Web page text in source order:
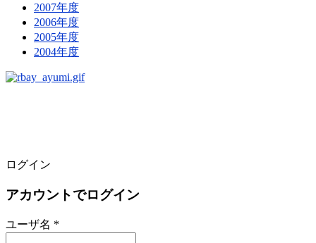
2007年度
2006年度
2005年度
2004年度
ログイン
アカウントでログイン
ユーザ名 *